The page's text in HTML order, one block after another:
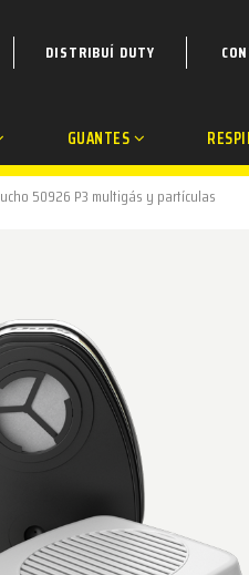
DISTRIBUÍ DUTY
GUANTES
50926 P3 multigás y partículas